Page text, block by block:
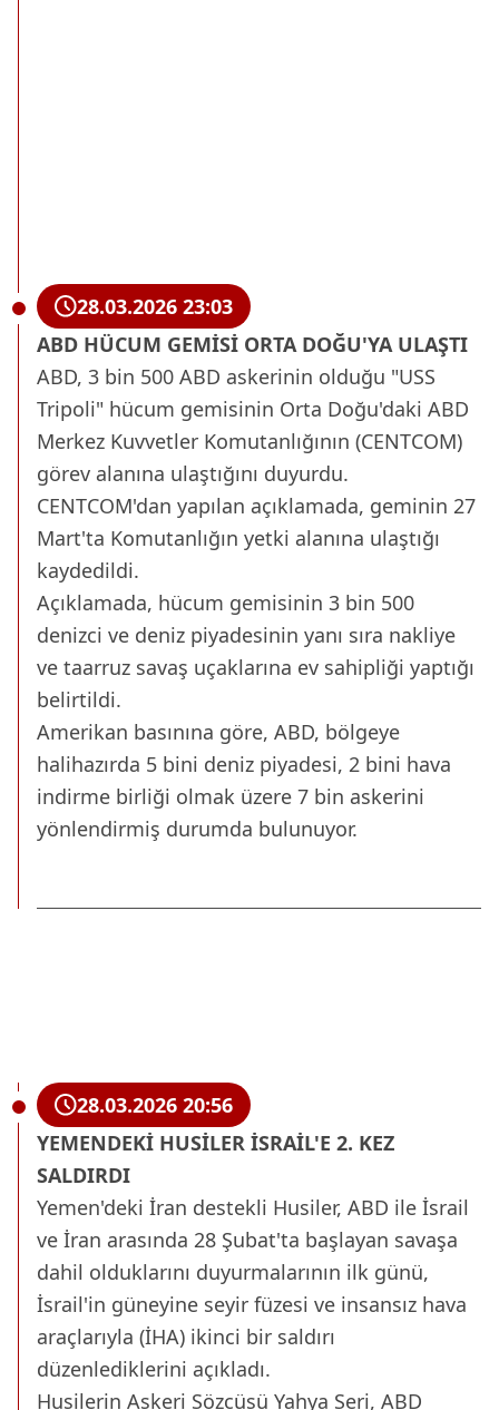
28.03.2026 23:03
ABD HÜCUM GEMİSİ ORTA DOĞU'YA ULAŞTI
ABD, 3 bin 500 ABD askerinin olduğu "USS
Tripoli" hücum gemisinin Orta Doğu'daki ABD
Merkez Kuvvetler Komutanlığının (CENTCOM)
görev alanına ulaştığını duyurdu.
CENTCOM'dan yapılan açıklamada, geminin 27
Mart'ta Komutanlığın yetki alanına ulaştığı
kaydedildi.
Açıklamada, hücum gemisinin 3 bin 500
denizci ve deniz piyadesinin yanı sıra nakliye
ve taarruz savaş uçaklarına ev sahipliği yaptığı
belirtildi.
Amerikan basınına göre, ABD, bölgeye
halihazırda 5 bini deniz piyadesi, 2 bini hava
indirme birliği olmak üzere 7 bin askerini
yönlendirmiş durumda bulunuyor.
28.03.2026 20:56
YEMENDEKİ HUSİLER İSRAİL'E 2. KEZ
SALDIRDI
Yemen'deki İran destekli Husiler, ABD ile İsrail
ve İran arasında 28 Şubat'ta başlayan savaşa
dahil olduklarını duyurmalarının ilk günü,
İsrail'in güneyine seyir füzesi ve insansız hava
araçlarıyla (İHA) ikinci bir saldırı
düzenlediklerini açıkladı.
Husilerin Askeri Sözcüsü Yahya Seri, ABD